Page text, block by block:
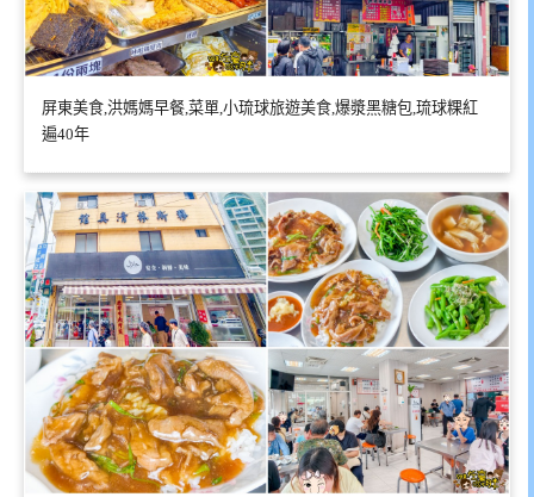
屏東美食,洪媽媽早餐,菜單,小琉球旅遊美食,爆漿黑糖包,琉球粿紅
遍40年